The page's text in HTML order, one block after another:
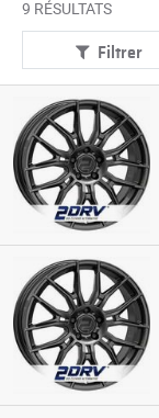
9 RÉSULTATS
Filtrer